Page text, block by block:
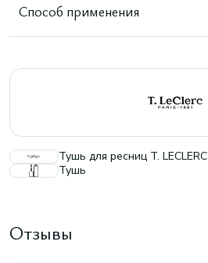
Способ применения
Тушь для ресниц T. LECLERC
Тушь
Отзывы